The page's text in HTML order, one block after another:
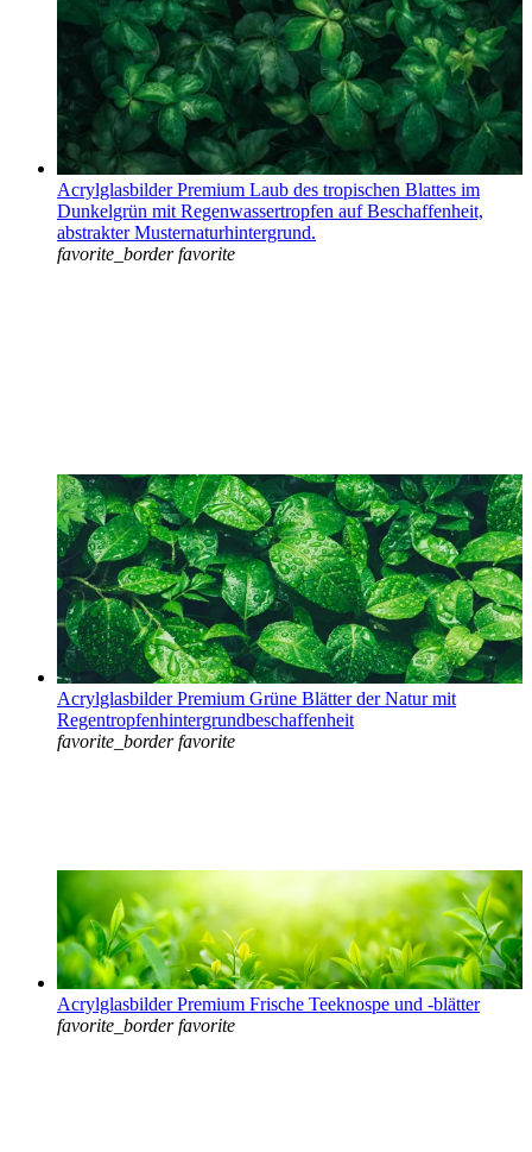
Acrylglasbilder Premium Laub des tropischen Blattes im
Dunkelgrün mit Regenwassertropfen auf Beschaffenheit,
abstrakter Musternaturhintergrund.
favorite_border favorite
Acrylglasbilder Premium Grüne Blätter der Natur mit
Regentropfenhintergrundbeschaffenheit
favorite_border favorite
Acrylglasbilder Premium Frische Teeknospe und -blätter
favorite_border favorite